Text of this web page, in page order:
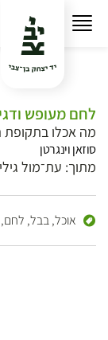
לחם מעופש
מה אכלו בתקופת
סוזאן וינגרטן
מתוך: עת־מול גיליון
אוכל,בבל, לחם,